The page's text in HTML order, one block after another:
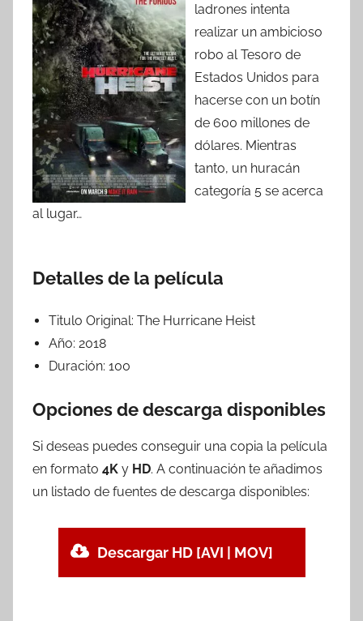
ladrones intenta
realizar un ambicioso
robo al Tesoro de
Estados Unidos para
hacerse con un botín
de 600 millones de
dólares. Mientras
tanto, un huracán
categoría 5 se acerca
al lugar…
Detalles de la película
Titulo Original: The Hurricane Heist
Año: 2018
Duración: 100
Opciones de descarga disponibles
Si deseas puedes conseguir una copia la película
en formato 4K y HD. A continuación te añadimos
un listado de fuentes de descarga disponibles:
Descargar HD [AVI | MOV]